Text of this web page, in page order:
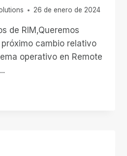
26 de enero de 2024
de RIM,Queremos
cambio relativo
operativo en Remote